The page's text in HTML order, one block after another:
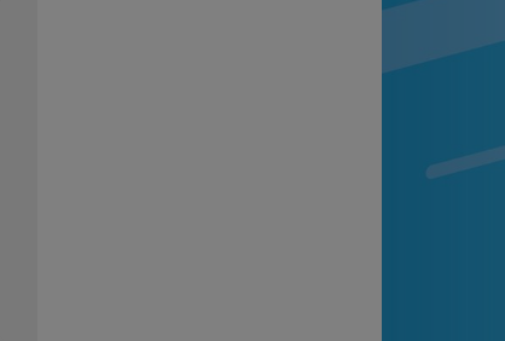
Temporada 2026